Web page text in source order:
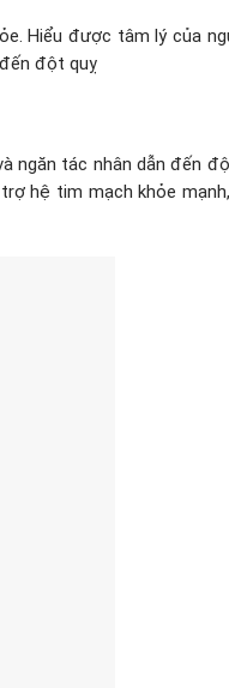
Hiểu được tâm lý của
đột quỵ
ngăn tác nhân dẫn đến
hệ tim mạch khỏe